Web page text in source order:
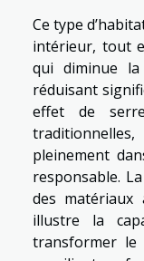
Ce type
intérieur, tout
qui diminue la
réduisant
effet de
pleinement
responsable.
des
illustre la
transformer le